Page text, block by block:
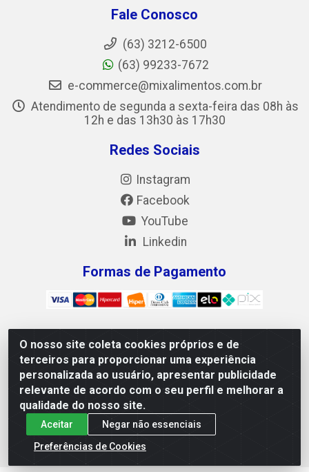
O nosso site coleta cookies próprios e de
terceiros para proporcionar uma experiência
personalizada ao usuário, apresentar publicidade
relevante de acordo com o seu perfil e melhorar a
qualidade do nosso site.
Aceitar
Negar não essenciais
Preferências de Cookies
Fale Conosco
(63) 3212-6500
(63) 99233-7672
e-commerce@mixalimentos.com.br
Atendimento de segunda a sexta-feira das 08h às
12h e das 13h30 às 17h30
Redes Sociais
Instagram
Facebook
YouTube
Linkedin
Formas de Pagamento
Mix Alimentos LTDA - Quadra Asr Ne 55 (412 Norte), Alameda
02, S/N - Plano Diretor Norte, Palmas/TO - CEP 77.006-540 -
CNPJ 05.922.500/0001-02